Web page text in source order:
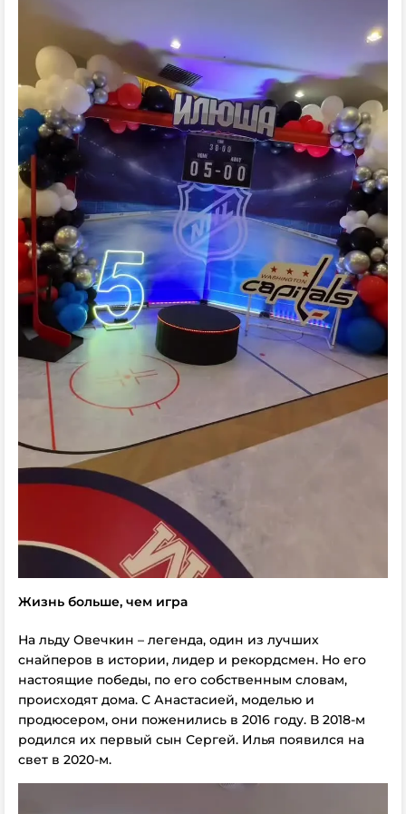
Жизнь больше, чем игра
На льду Овечкин – легенда, один из лучших
снайперов в истории, лидер и рекордсмен. Но его
настоящие победы, по его собственным словам,
происходят дома. С Анастасией, моделью и
продюсером, они поженились в 2016 году. В 2018-м
родился их первый сын Сергей. Илья появился на
свет в 2020-м.